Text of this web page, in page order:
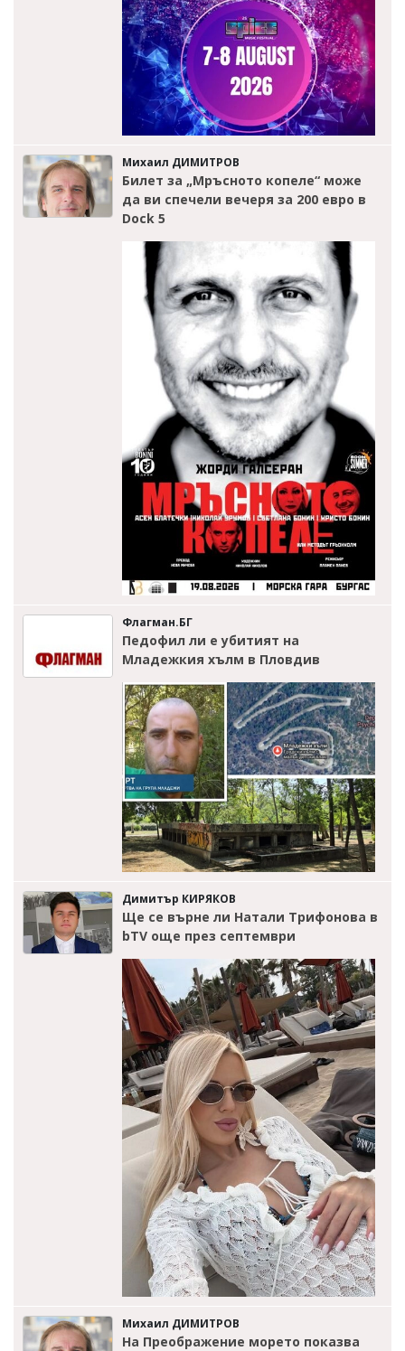
Михаил ДИМИТРОВ
Билет за „Мръсното копеле“ може
да ви спечели вечеря за 200 евро в
Dock 5
Флагман.БГ
Педофил ли е убитият на
Младежкия хълм в Пловдив
Димитър КИРЯКОВ
Ще се върне ли Натали Трифонова в
bTV още през септември
Михаил ДИМИТРОВ
На Преображение морето показва